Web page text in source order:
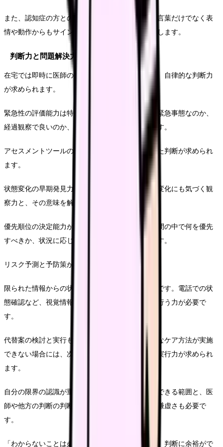
また、認知症の方とのコミュニケーションでは、言葉だけでなく表
情や動作からもサインを大切にしています」と話します。
判断力と問題解決力
在宅では即時に医師の指示を仰げないことも多く、自律的な判断力
が求められます。
緊急性の評価能力は特に重要です。生命に関わる緊急事態なのか、
経過観察で良いのか、現状を判断する力が必要です。
アセスメントツールの活用や経験則を組み合わせた判断が求められ
ます。
状態変化の早期発見力も欠かせません。わずかな変化にも気づく観
察力と、その意味を解釈する分析力が必要です。
優先順位の決定能力が重要です。限られた訪問時間の中で何を優先
すべきか、状況に応じて判断する力が求められます。
リスク予測と予防策が求められます。
限られた情報からの状況判断も在宅ケアでは重要です。電話での状
態確認など、視覚情報が限られた状況でも適切に行う力が必要で
す。
代替案の検討と実行も素早くできません。理想的なケア方法が実施
できない場合には、次善の策を考え出す創造力と実行力が求められ
ます。
自分の限界の認識が重要です。自分の判断で対応できる範囲と、医
師や他方の判断の判断を仰ぐべき状況を見つめる謙虚さも必要で
す。
「わからないことは必ず確認する勇気が大切です。判断に余裕がで